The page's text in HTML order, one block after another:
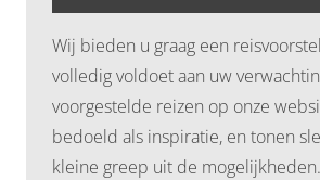
Wij bieden u graag een
volledig voldoet aan uw
voorgestelde reizen op onze
bedoeld als inspiratie, en tonen
kleine greep uit de